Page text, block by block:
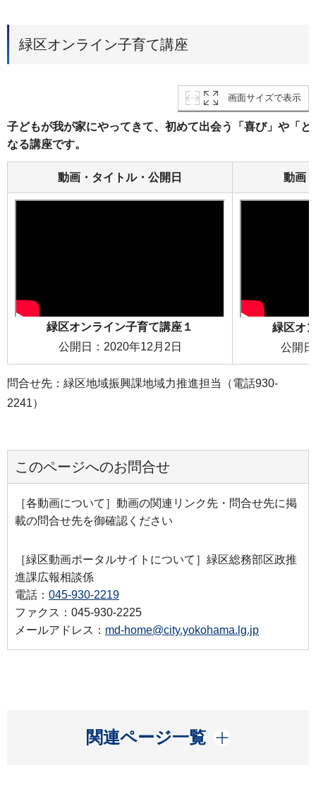
緑区オンライン子育て講座
画面サイズで表示
子どもが我が家にやってきて、初めて出会う「喜び」や「
なる講座です。
動画・タイトル・公開日 動画
緑区オンライン子育て講座１
公開日：2020年12月2日
緑区オ
公開
問合せ先：緑区地域振興課地域力推進担当（電話930-
2241）
このページへのお問合せ
［各動画について］動画の関連リンク先・問合せ先に掲
載の問合せ先を御確認ください
［緑区動画ポータルサイトについて］緑区総務部区政推
進課広報相談係
電話： 045-930-2219
ファクス：045-930-2225
メールアドレス： md-home@city.yokohama.lg.jp
関連ページ一覧
開く